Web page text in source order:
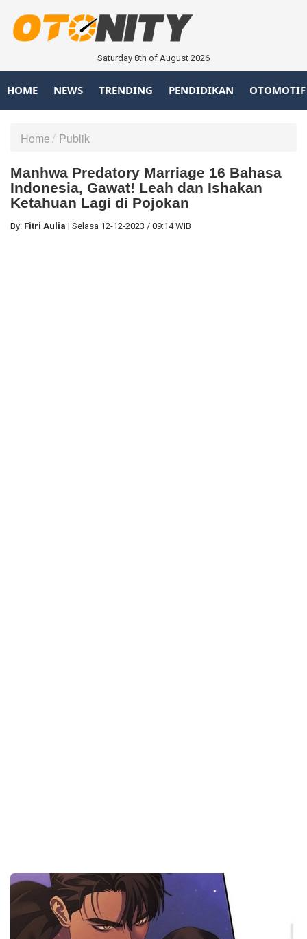
Saturday 8th of August 2026
HOME NEWS TRENDING PENDIDIKAN OTOMOTIF
Home Publik
Manhwa Predatory Marriage 16 Bahasa
Indonesia, Gawat! Leah dan Ishakan
Ketahuan Lagi di Pojokan
By: Fitri Aulia | Selasa 12-12-2023 / 09:14 WIB